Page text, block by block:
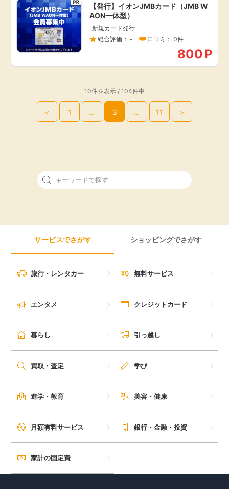
【発行】イオンJMBカード（JMB W
AON一体型）
新規カード発行
総合評価： -
口コミ： 0件
800P
10件を表示 / 104件中
＜ 1 … 3 … 11 ＞
サービスでさがす ショッピングでさがす
旅行・レンタカー 無料サービス
エンタメ クレジットカード
暮らし 引っ越し
買取・査定 学び
進学・教育 美容・健康
月額有料サービス 銀行・金融・投資
家計の固定費